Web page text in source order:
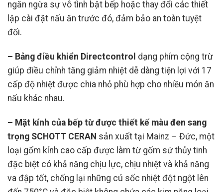
ngăn ngừa sự vô tình bật bếp hoặc thay đổi các thiết
lập cài đặt nấu ăn trước đó, đảm bảo an toàn tuyệt
đối.
– Bảng điều khiển Directcontrol dạng phím cộng trừ
giúp điều chỉnh tăng giảm nhiệt dễ dàng tiện lợi với 17
cấp độ nhiệt được chia nhỏ phù hợp cho nhiều món ăn
nấu khác nhau.
– Mặt kính của bếp từ được thiết kế màu đen sang
trọng SCHOTT CERAN sản xuất tại Mainz – Đức, một
loại gốm kính cao cấp được làm từ gốm sứ thủy tinh
đặc biệt có khả năng chịu lực, chịu nhiệt và khả năng
va đập tốt, chống lại những cú sốc nhiệt đột ngột lên